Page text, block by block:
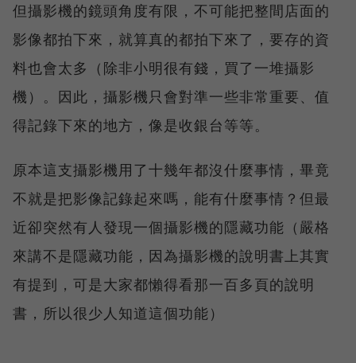
但攝影機的鏡頭角度有限，不可能把整間店面的
影像都拍下來，就算真的都拍下來了，要存的資
料也會太多（除非小明很有錢，買了一堆攝影
機）。因此，攝影機只會對準一些非常重要、值
得記錄下來的地方，像是收銀台等等。
原本這支攝影機用了十幾年都沒什麼事情，畢竟
不就是把影像記錄起來嗎，能有什麼事情？但最
近卻突然有人發現一個攝影機的隱藏功能（嚴格
來講不是隱藏功能，因為攝影機的說明書上其實
有提到，可是大家都懶得看那一百多頁的說明
書，所以很少人知道這個功能）